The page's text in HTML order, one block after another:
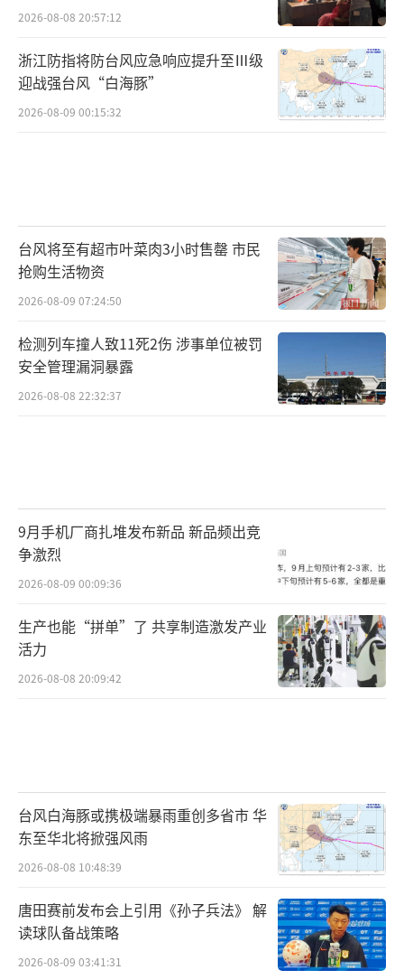
2026-08-08 20:57:12
浙江防指将防台风应急响应提升至Ⅲ级
迎战强台风“白海豚”
2026-08-09 00:15:32
台风将至有超市叶菜肉3小时售罄 市民
抢购生活物资
2026-08-09 07:24:50
检测列车撞人致11死2伤 涉事单位被罚
安全管理漏洞暴露
2026-08-08 22:32:37
9月手机厂商扎堆发布新品 新品频出竞
争激烈
2026-08-09 00:09:36
生产也能“拼单”了 共享制造激发产业
活力
2026-08-08 20:09:42
台风白海豚或携极端暴雨重创多省市 华
东至华北将掀强风雨
2026-08-08 10:48:39
唐田赛前发布会上引用《孙子兵法》 解
读球队备战策略
2026-08-09 03:41:31